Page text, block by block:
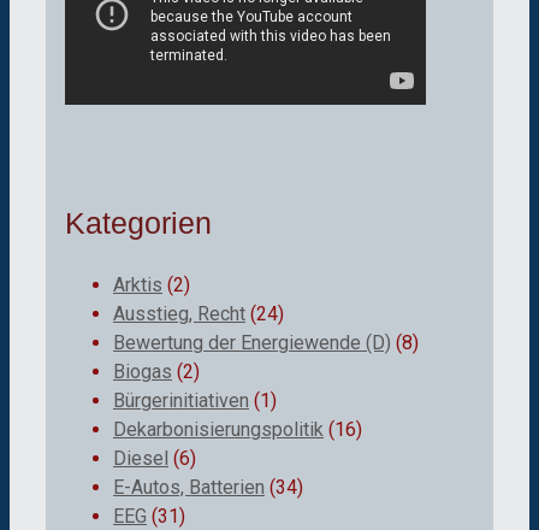
Kategorien
Arktis (2)
Ausstieg, Recht (24)
Bewertung der Energiewende (D) (8)
Biogas (2)
Bürgerinitiativen (1)
Dekarbonisierungspolitik (16)
Diesel (6)
E-Autos, Batterien (34)
EEG (31)